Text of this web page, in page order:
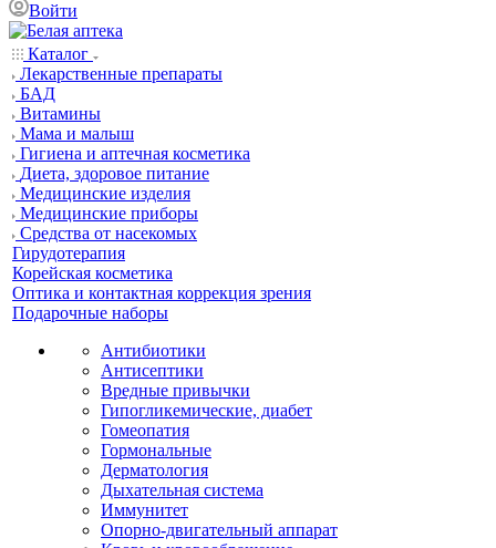
Войти
Каталог
Лекарственные препараты
БАД
Витамины
Мама и малыш
Гигиена и аптечная косметика
Диета, здоровое питание
Медицинские изделия
Медицинские приборы
Средства от насекомых
Гирудотерапия
Корейская косметика
Оптика и контактная коррекция зрения
Подарочные наборы
Антибиотики
Антисептики
Вредные привычки
Гипогликемические, диабет
Гомеопатия
Гормональные
Дерматология
Дыхательная система
Иммунитет
Опорно-двигательный аппарат